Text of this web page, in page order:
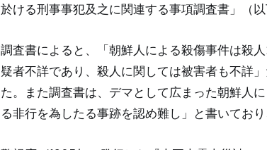
於ける刑事事犯及之に関連する事項調査書」（
調査書によると、「朝鮮人による殺傷事件は殺
疑者不詳であり、殺人に関しては被害者も不詳
た。また調査書は、デマとして広まった朝鮮人
る非行を為したる事跡を認め難し」と書いてお